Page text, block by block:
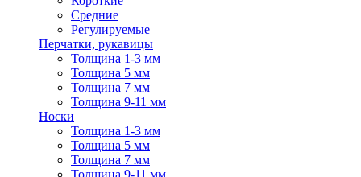
Средние
Регулируемые
Перчатки, рукавицы
Толщина 1-3 мм
Толщина 5 мм
Толщина 7 мм
Толщина 9-11 мм
Носки
Толщина 1-3 мм
Толщина 5 мм
Толщина 7 мм
Толщина 9-11 мм